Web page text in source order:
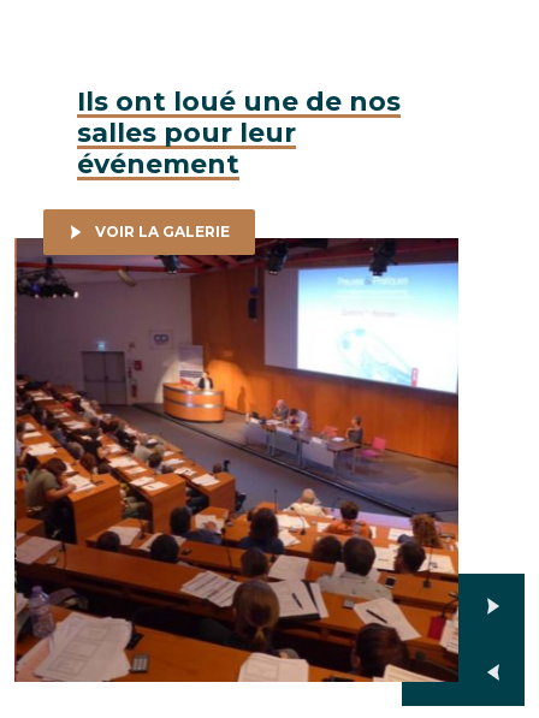
Ils ont loué une de nos
salles pour leur
événement
VOIR LA GALERIE
Noiizy - Soirée de lancement, 9 septembre 2019 © LGa